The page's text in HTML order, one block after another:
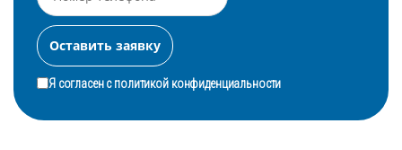
Я согласен сполитикой конфиденциальности